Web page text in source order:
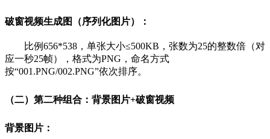
破窗视频生成图（序列化图片）：
比例656*538，单张大小≤500KB，张数为25的整数倍（对
应一秒25帧），格式为PNG，命名方式
按“001.PNG/002.PNG”依次排序。
（二）第二种组合：背景图片+破窗视频
背景图片：